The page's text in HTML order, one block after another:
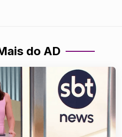
do AD